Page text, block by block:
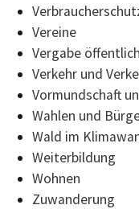
Vereine
Vergabe
Verkehr und
Vormundschaft
Wahlen und
Wald im
Weiterbildung
Wohnen
Zuwanderung